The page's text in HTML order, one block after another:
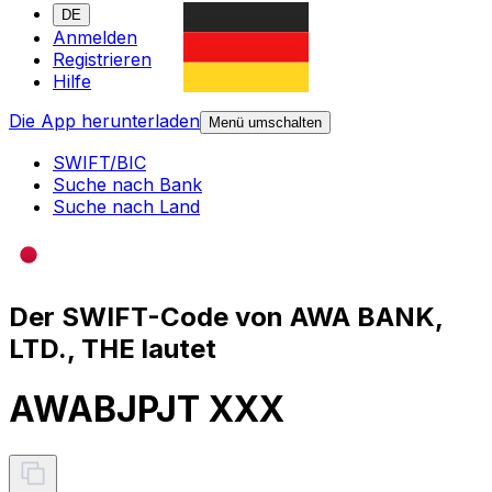
DE
Anmelden
Registrieren
Hilfe
Die App herunterladen
Menü umschalten
SWIFT/BIC
Suche nach Bank
Suche nach Land
Der SWIFT-Code von AWA BANK,
LTD., THE lautet
AWABJPJT XXX